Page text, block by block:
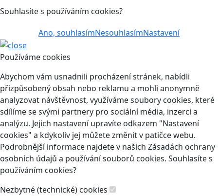
Souhlasíte s používáním cookies?
Ano, souhlasímNesouhlasímNastavení
Používáme cookies
Abychom vám usnadnili procházení stránek, nabídli
přizpůsobený obsah nebo reklamu a mohli anonymně
analyzovat návštěvnost, využíváme soubory cookies, které
sdílíme se svými partnery pro sociální média, inzerci a
analýzu. Jejich nastavení upravíte odkazem "Nastavení
cookies" a kdykoliv jej můžete změnit v patičce webu.
Podrobnější informace najdete v našich Zásadách ochrany
osobních údajů a používání souborů cookies. Souhlasíte s
používáním cookies?
Nezbytné (technické) cookies